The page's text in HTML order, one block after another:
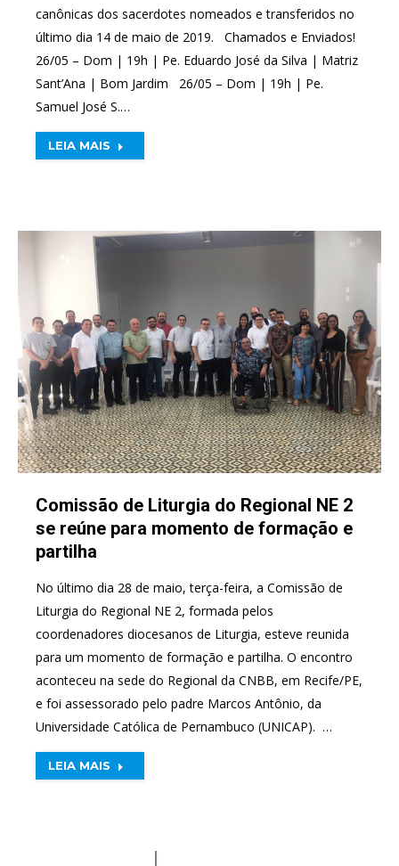
canônicas dos sacerdotes nomeados e transferidos no
último dia 14 de maio de 2019. Chamados e Enviados!
26/05 – Dom | 19h | Pe. Eduardo José da Silva | Matriz
Sant’Ana | Bom Jardim 26/05 – Dom | 19h | Pe.
Samuel José S.…
LEIA MAIS
Comissão de Liturgia do Regional NE 2
se reúne para momento de formação e
partilha
No último dia 28 de maio, terça-feira, a Comissão de
Liturgia do Regional NE 2, formada pelos
coordenadores diocesanos de Liturgia, esteve reunida
para um momento de formação e partilha. O encontro
aconteceu na sede do Regional da CNBB, em Recife/PE,
e foi assessorado pelo padre Marcos Antônio, da
Universidade Católica de Pernambuco (UNICAP). …
LEIA MAIS